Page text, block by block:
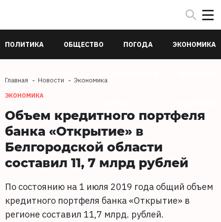
ПОЛИТИКА ОБЩЕСТВО ПОГОДА ЭКОНОМИКА
Главная Новости Экономика
ЭКОНОМИКА
Объем кредитного портфеля
банка «Открытие» в
Белгородской области
составил 11, 7 млрд рублей
По состоянию на 1 июля 2019 года общий объем
кредитного портфеля банка «Открытие» в
регионе составил 11,7 млрд. рублей.